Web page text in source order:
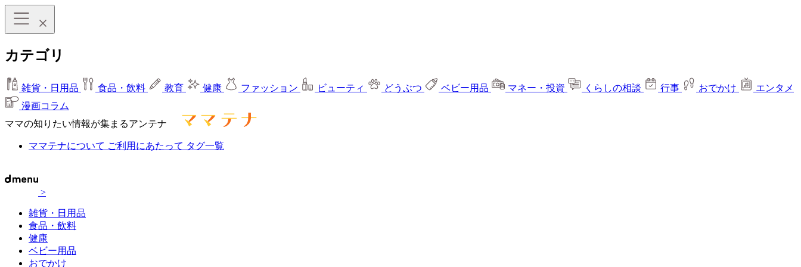
カテゴリ
雑貨・日用品 食品・飲料 教育 健康 ファッション ビューティ どうぶつ ベビー用品 マネー・投資 くらしの相談 行事 おでかけ
エンタメ
漫画コラム
ママの知りたい情報が集まるアンテナ
ママテナについて ご利用にあたって タグ一覧
>
雑貨・日用品
食品・飲料
健康
ベビー用品
おでかけ